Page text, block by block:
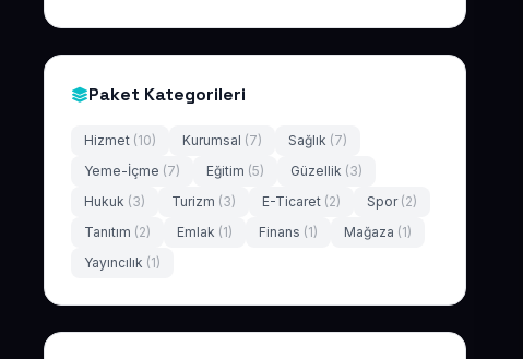
Paket Kategorileri
Hizmet (10) Kurumsal (7) Sağlık (7)
Yeme-İçme (7) Eğitim (5) Güzellik (3)
Hukuk (3) Turizm (3) E-Ticaret (2) Spor (2)
Tanıtım (2) Emlak (1) Finans (1) Mağaza (1)
Yayıncılık (1)